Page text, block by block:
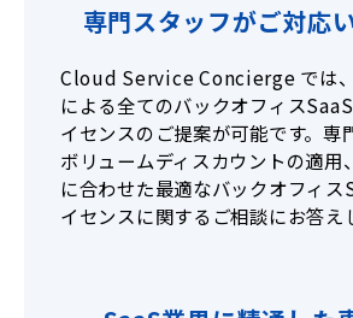
専門スタッフがご対応
Cloud Service Concierge では
による全てのバックオフィス
イセンスのご提案が可能です。専
ボリュームディスカウントの適用
に合わせた最適なバックオフィス
イセンスに関するご相談にお答え